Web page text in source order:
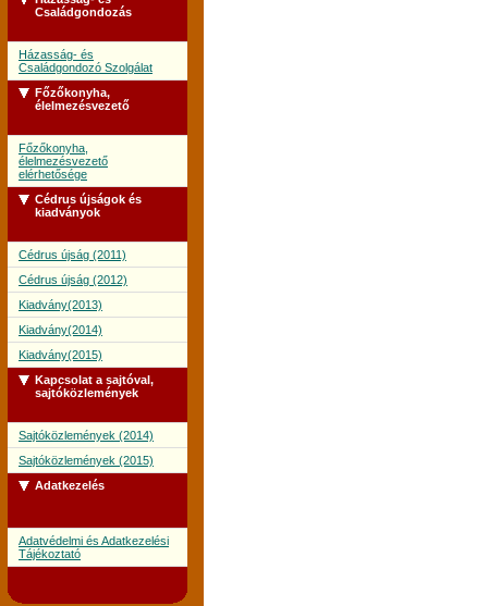
Családgondozás
Házasság- és
Családgondozó Szolgálat
Főzőkonyha,
élelmezésvezető
Főzőkonyha,
élelmezésvezető
elérhetősége
Cédrus újságok és
kiadványok
Cédrus újság (2011)
Cédrus újság (2012)
Kiadvány(2013)
Kiadvány(2014)
Kiadvány(2015)
Kapcsolat a sajtóval,
sajtóközlemények
Sajtóközlemények (2014)
Sajtóközlemények (2015)
Adatkezelés
Adatvédelmi és Adatkezelési
Tájékoztató